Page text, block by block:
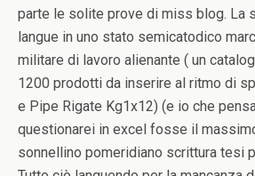
parte le solite prove di miss blog. La
langue in uno stato semicatodico
militare di lavoro alienante ( un
1200 prodotti da inserire al ritmo di
e Pipe Rigate Kg1x12) (e io che
questionarei in excel fosse il
sonnellino pomeridiano scrittura tesi